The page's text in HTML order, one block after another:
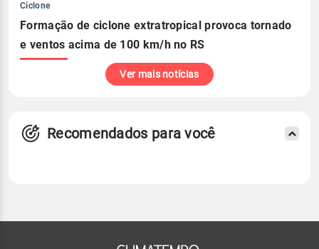
Ciclone
Formação de ciclone extratropical provoca tornado
e ventos acima de 100 km/h no RS
Ver mais notícias
Recomendados para você